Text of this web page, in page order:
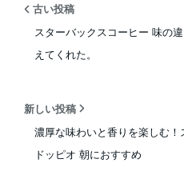
古い投稿
スターバックスコーヒー 味の
えてくれた。
新しい投稿
濃厚な味わいと香りを楽しむ
ドッピオ 朝におすすめ